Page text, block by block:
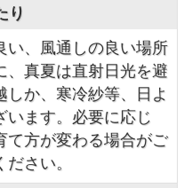
り
い、風通しの良い場所
、真夏は直射日光を避
しか、寒冷紗等、日よ
います。必要に応じ
て方が変わる場合がご
さい。